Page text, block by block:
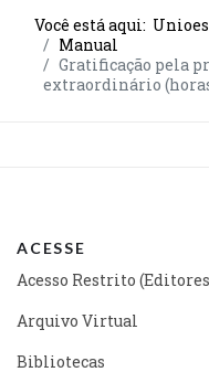
Você está aqui:
Manual
Gratificação pela
extraordinário
ACESSE
Acesso Restrito
Arquivo Virtual
Bibliotecas